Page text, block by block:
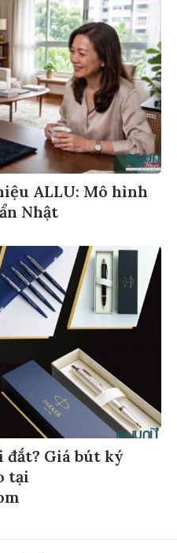
ALLU: Mô hình
Nhật
đắt? Giá bút ký
tại